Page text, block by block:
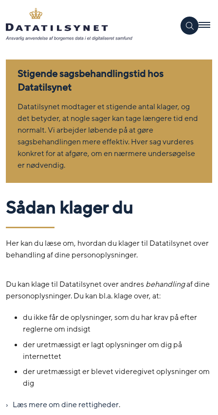
Stigende sagsbehandlingstid hos
Datatilsynet
Datatilsynet modtager et stigende antal klager, og
det betyder, at nogle sager kan tage længere tid end
normalt. Vi arbejder løbende på at gøre
sagsbehandlingen mere effektiv. Hver sag vurderes
konkret for at afgøre, om en nærmere undersøgelse
er nødvendig.
Sådan klager du
Her kan du læse om, hvordan du klager til Datatilsynet over
behandling af dine personoplysninger.
Du kan klage til Datatilsynet over andresbehandlingaf dine
personoplysninger. Du kan bl.a. klage over, at:
du ikke får de oplysninger, som du har krav på efter
reglerne om indsigt
der uretmæssigt er lagt oplysninger om dig på
internettet
der uretmæssigt er blevet videregivet oplysninger om
dig
Læs mere om dine rettigheder.